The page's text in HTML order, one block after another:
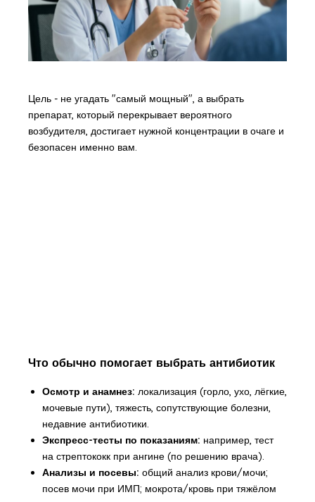
Цель - не угадать "самый мощный", а выбрать
препарат, который перекрывает вероятного
возбудителя, достигает нужной концентрации в очаге и
безопасен именно вам.
Что обычно помогает выбрать антибиотик
Осмотр и анамнез: локализация (горло, ухо, лёгкие,
мочевые пути), тяжесть, сопутствующие болезни,
недавние антибиотики.
Экспресс-тесты по показаниям: например, тест
на стрептококк при ангине (по решению врача).
Анализы и посевы: общий анализ крови/мочи;
посев мочи при ИМП; мокрота/кровь при тяжёлом